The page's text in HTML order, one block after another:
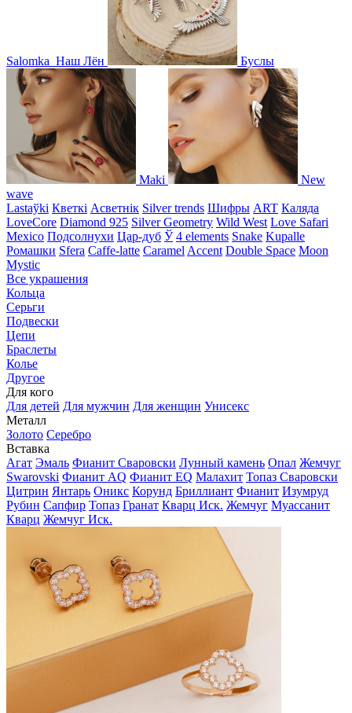
Salomka Наш Лён Буслы
Maki
New
wave
Lastaўki Кветкі Асветнiк Silver trends Шифры ART Каляда
LoveCore Diamond 925 Silver Geometry Wild West Love Safari
Mexico Подсолнухи Цар-дуб Ў 4 elements Snake Kupalle
Ромашки Sfera Caffe-latte Caramel Accent Double Space Moon
Mystic
Все украшения
Кольца
Серьги
Подвески
Цепи
Браслеты
Колье
Другое
Для кого
Для детей Для мужчин Для женщин Унисекс
Металл
Золото Серебро
Вставка
Агат Эмаль Фианит Сваровски Лунный камень Опал Жемчуг
Swarovski Фианит AQ Фианит EQ Малахит Топаз Сваровски
Цитрин Янтарь Оникс Корунд Бриллиант Фианит Изумруд
Рубин Сапфир Топаз Гранат Кварц Иск. Жемчуг Муассанит
Кварц Жемчуг Иск.